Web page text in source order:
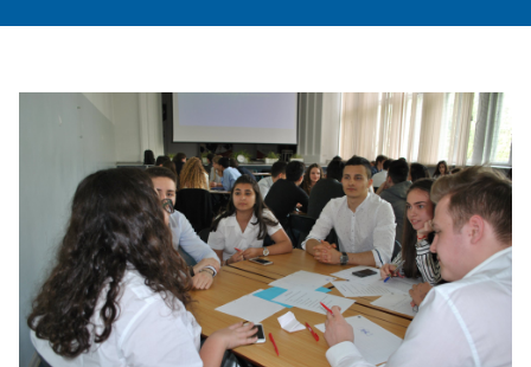
Междуна
родно
училище
в София